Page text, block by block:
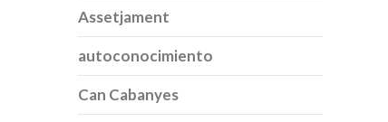
Assetjament
autoconocimiento
Can Cabanyes